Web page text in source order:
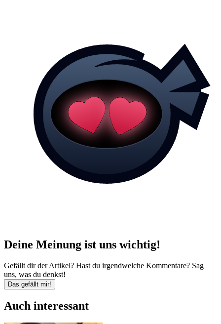
Deine Meinung ist uns wichtig!
Gefällt dir der Artikel? Hast du irgendwelche Kommentare? Sag
uns, was du denkst!
Das gefällt mir!
Auch interessant